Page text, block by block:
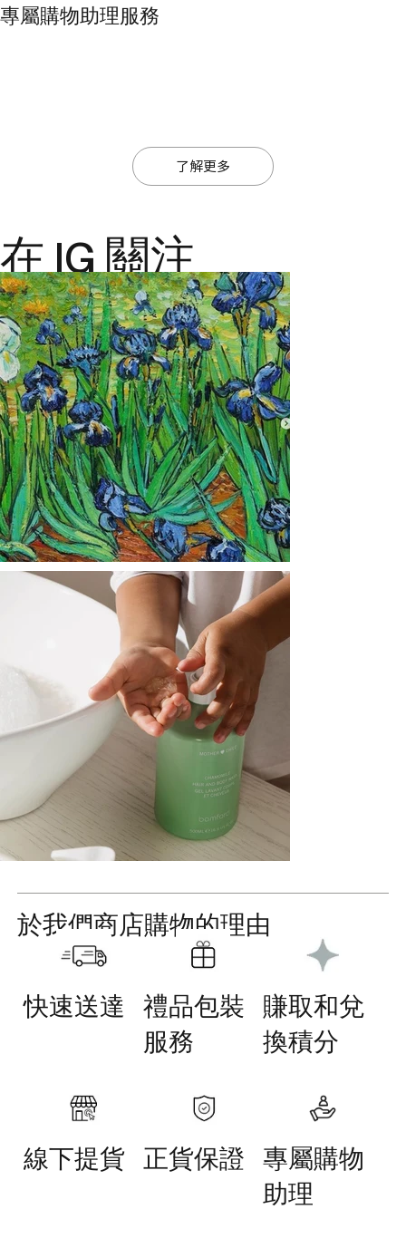
把保養從「要做的事」，慢慢轉化為「想做的事」——一種帶著溫
專屬購物助理服務
了解更多
在 IG 關注
@ajiajmacau
於我們商店購物的理由
快速送達
禮品包裝
服務
賺取和兌
換積分
線下提貨 正貨保證 專屬購物
助理